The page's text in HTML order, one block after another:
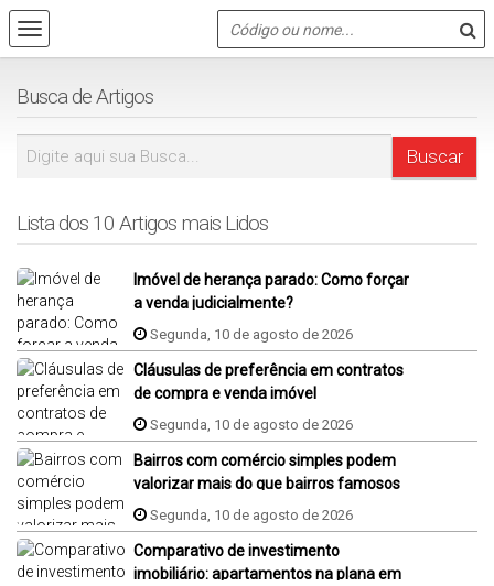
Busca de Artigos
Lista dos 10 Artigos mais Lidos
Imóvel de herança parado: Como forçar
a venda judicialmente?
Segunda, 10 de agosto de 2026
Cláusulas de preferência em contratos
de compra e venda imóvel
Segunda, 10 de agosto de 2026
Bairros com comércio simples podem
valorizar mais do que bairros famosos
Segunda, 10 de agosto de 2026
Comparativo de investimento
imobiliário: apartamentos na plana em